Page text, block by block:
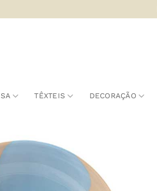
TÊXTEIS DECORAÇÃO